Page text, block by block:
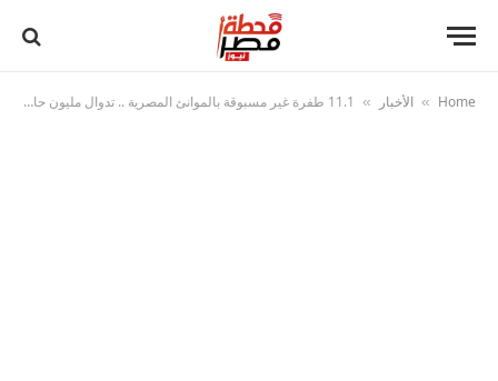
Home
» الأخبار » 11.1 طفرة غير مسبوقة بالموانئ المصرية .. تدوال مليون حاوية و 17 ألف رحلة سفن خلال 2025